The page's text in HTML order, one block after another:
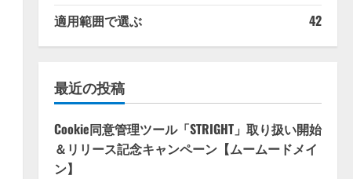
適用範囲で選ぶ
42
最近の投稿
Cookie同意管理ツール「STRIGHT」取り扱い開始
＆リリース記念キャンペーン【ムームードメイ
ン】